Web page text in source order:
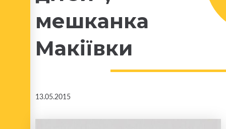
мешканка
Макіївки
13.05.2015